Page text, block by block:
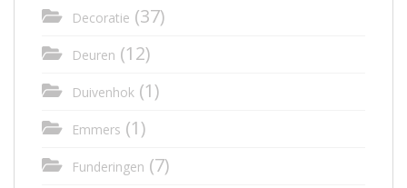
Decoratie (37)
Deuren (12)
Duivenhok (1)
Emmers (1)
Funderingen (7)